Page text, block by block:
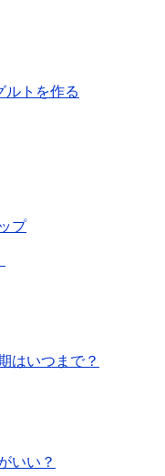
ルトを作る
プ
はいつまで？
いい？